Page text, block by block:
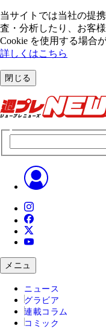
当サイトでは当社の提
査・分析したり、お客
Cookie を使⽤する場合
詳しくはこちら
閉じる
メニュ
ニュース
グラビア
連載コラム
コミック